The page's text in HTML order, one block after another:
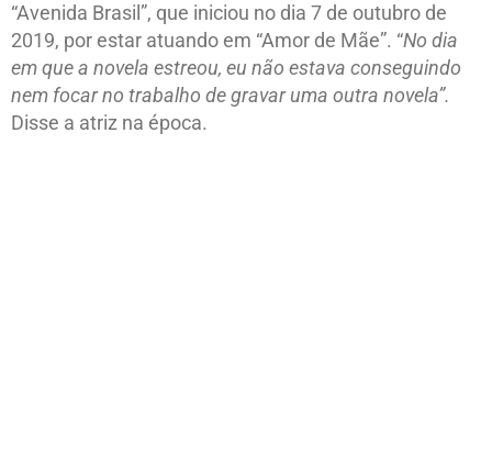
“Avenida Brasil”, que iniciou no dia 7 de outubro de
2019, por estar atuando em “Amor de Mãe”. “No dia
em que a novela estreou, eu não estava conseguindo
nem focar no trabalho de gravar uma outra novela”.
Disse a atriz na época.